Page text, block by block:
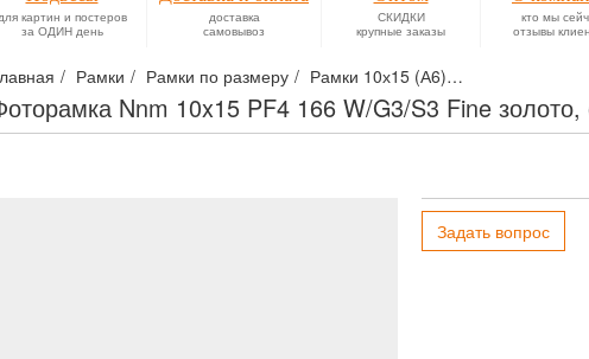
картин и постеров
за ОДИН день
доставка
самовывоз
СКИДКИ
крупные заказы
кто мы
отзывы
Рамки Рамки по размеру Рамки 10х15 (А6)
Nnm 10x15 PF4 166 W/G3/S3 Fine
Задать вопрос